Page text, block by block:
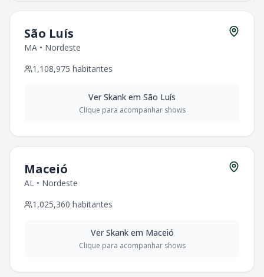
São Luís
MA • Nordeste
1,108,975 habitantes
VerSkank em São Luís
Clique para acompanhar shows
Maceió
AL • Nordeste
1,025,360 habitantes
VerSkankem Maceió
Clique para acompanhar shows